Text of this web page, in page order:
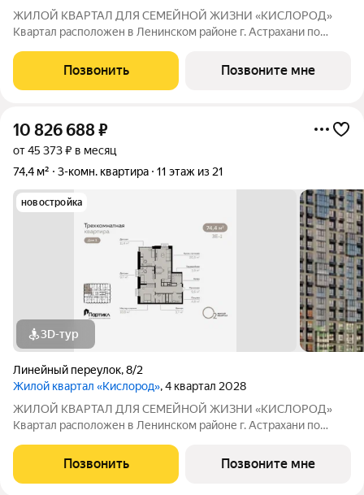
ЖИЛОЙ КВАРТАЛ ДЛЯ СЕМЕЙНОЙ ЖИЗНИ «КИСЛОРОД»
Квартал расположен в Ленинском районе г. Астрахани по
«Кислорода» сдается в III квартале 2026 года. Масштаб
проекта можно оценить уже сейчас в отделе продаж,
Позвонить Позвоните мне
10 826 688₽
от 45 373 ₽ в месяц
74,4 м²
3-комн. квартира 11 этаж из 21
новостройка
3D-тур
Линейный переулок,8/2
Жилой квартал «Кислород», 4 квартал 2028
ЖИЛОЙ КВАРТАЛ ДЛЯ СЕМЕЙНОЙ ЖИЗНИ «КИСЛОРОД»
Квартал расположен в Ленинском районе г. Астрахани по
«Кислорода» сдается в III квартале 2026 года. Масштаб
проекта можно оценить уже сейчас в отделе продаж,
Позвонить Позвоните мне